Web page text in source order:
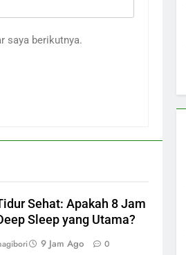
saya berikutnya.
Sehat: Apakah 8 Jam
Sleep yang Utama?
9 Jam Ago 0